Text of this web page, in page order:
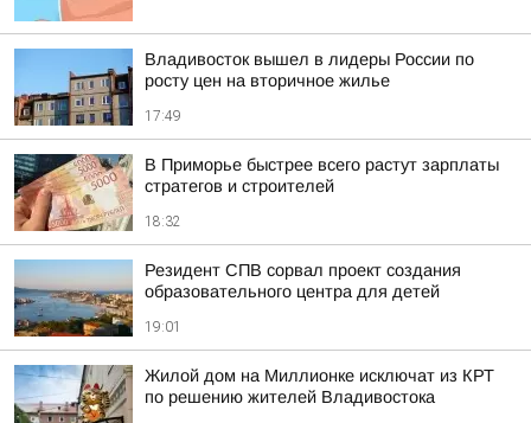
Владивосток вышел в лидеры России по
росту цен на вторичное жилье
17:49
В Приморье быстрее всего растут зарплаты
стратегов и строителей
18:32
Резидент СПВ сорвал проект создания
образовательного центра для детей
19:01
Жилой дом на Миллионке исключат из КРТ
по решению жителей Владивостока